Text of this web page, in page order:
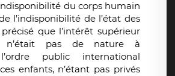
du corps humain
l’indisponibilité de l’état des
que l’intérêt supérieur
n’était pas de nature à
public international
enfants, n’étant pas privés